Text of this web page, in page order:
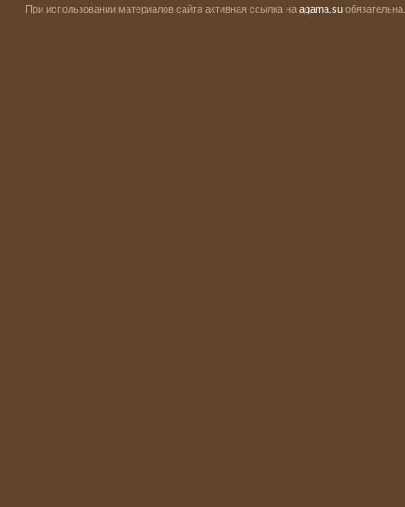
При использовании материалов сайта активная ссылка на agama.su обязательна.